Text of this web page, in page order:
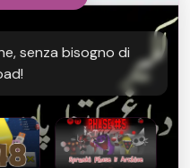
senza bisogno di